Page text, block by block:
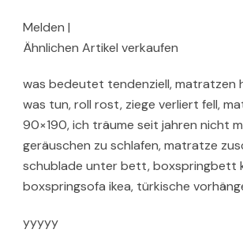
Melden |
Ähnlichen Artikel verkaufen
was bedeutet tendenziell, matratzen
was tun, roll rost, ziege verliert fell,
90×190, ich träume seit jahren nicht
geräuschen zu schlafen, matratze
schublade unter bett, boxspringbett
boxspringsofa ikea, türkische
yyyyy